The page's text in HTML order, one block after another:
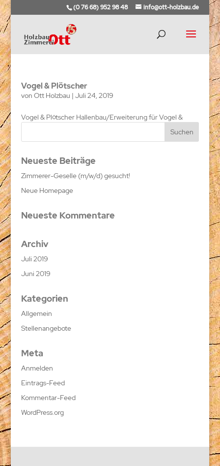
(0 76 68) 952 98 48 info@ott-holzbau.de
Vogel & Plötscher
von Ott Holzbau | Juli 24, 2019
Vogel & Plötscher Hallenbau/Erweiterung für Vogel &
Plötscher. Nachfolgend erhalten Sie Eindrücke zum...
Neueste Beiträge
Zimmerer-Geselle (m/w/d) gesucht!
Neue Homepage
Neueste Kommentare
Archiv
Juli 2019
Juni 2019
Kategorien
Allgemein
Stellenangebote
Meta
Anmelden
Eintrags-Feed
Kommentar-Feed
WordPress.org